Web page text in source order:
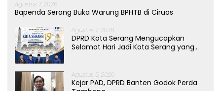
Agustus 7, 2026
Bapenda Serang Buka Warung BPHTB di Ciruas
Agustus 7, 2026
DPRD Kota Serang Mengucapkan
Selamat Hari Jadi Kota Serang yang
Agustus 5, 2026
Kejar PAD, DPRD Banten Godok Perda